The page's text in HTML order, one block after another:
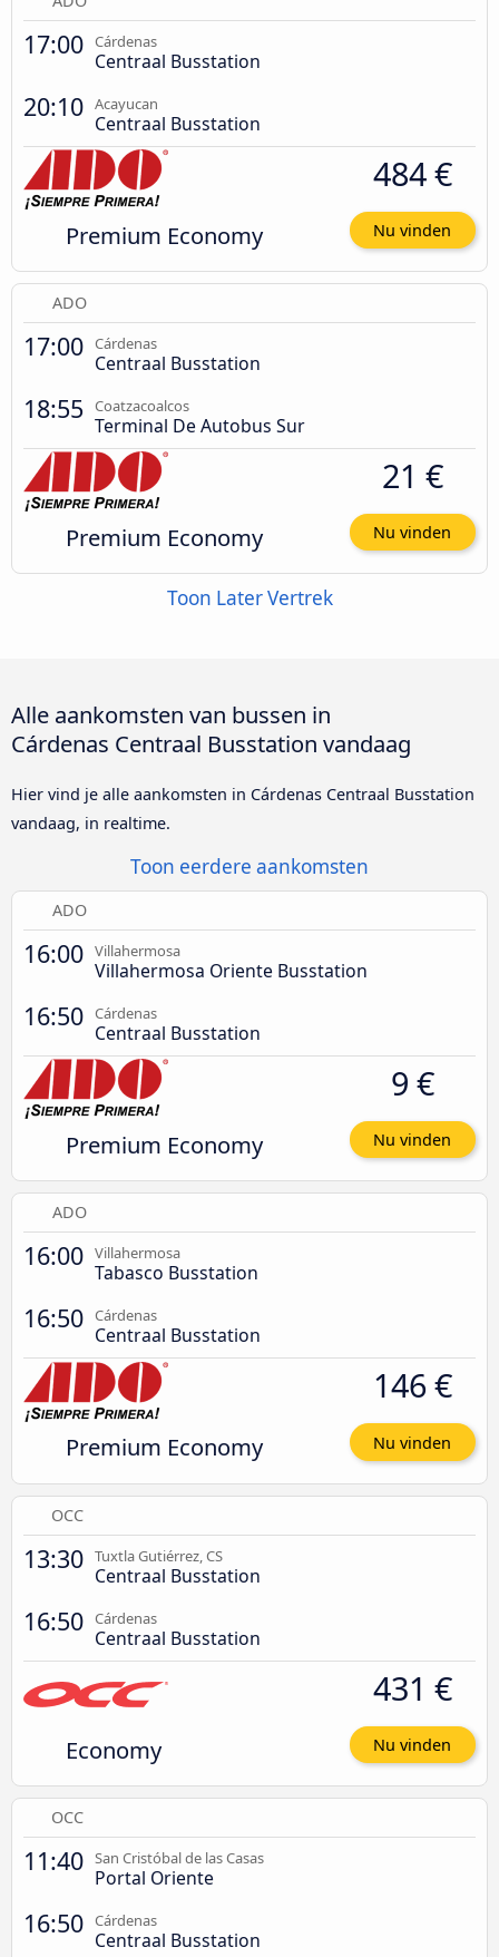
17:00 Cárdenas
Centraal Busstation
20:10 Acayucan
Centraal Busstation
Premium Economy
484 €
Nu vinden
ADO
17:00 Cárdenas
Centraal Busstation
18:55 Coatzacoalcos
Terminal De Autobus Sur
Premium Economy
21 €
Nu vinden
Toon Later Vertrek
Alle aankomsten van bussen in
Cárdenas Centraal Busstation vandaag
Hier vind je alle aankomsten in Cárdenas Centraal Busstation
vandaag, in realtime.
Toon eerdere aankomsten
ADO
16:00 Villahermosa
Villahermosa Oriente Busstation
16:50 Cárdenas
Centraal Busstation
Premium Economy
9 €
Nu vinden
ADO
16:00 Villahermosa
Tabasco Busstation
16:50 Cárdenas
Centraal Busstation
Premium Economy
146 €
Nu vinden
OCC
13:30 Tuxtla Gutiérrez, CS
Centraal Busstation
16:50 Cárdenas
Centraal Busstation
Economy
431 €
Nu vinden
OCC
11:40 San Cristóbal de las Casas
Portal Oriente
16:50 Cárdenas
Centraal Busstation